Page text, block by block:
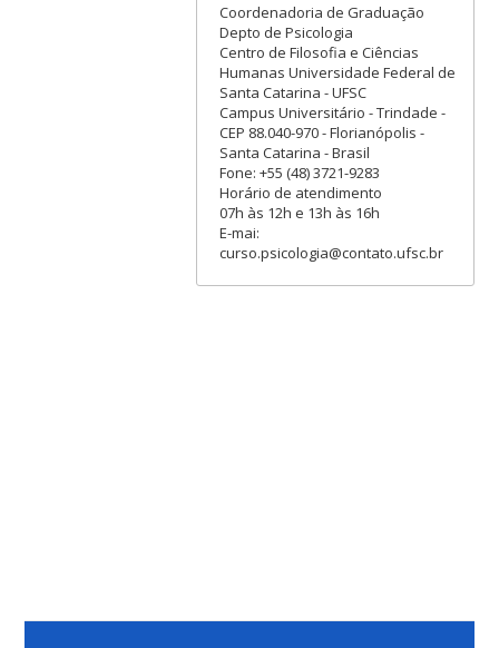
Coordenadoria de Graduação
Depto de Psicologia
Centro de Filosofia e Ciências
Humanas Universidade Federal de
Santa Catarina - UFSC
Campus Universitário - Trindade -
CEP 88.040-970 - Florianópolis -
Santa Catarina - Brasil
Fone: +55 (48) 3721-9283
Horário de atendimento
07h às 12h e 13h às 16h
E-mai:
curso.psicologia@contato.ufsc.br